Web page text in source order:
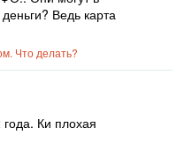
Ведь карта
Что делать?
Ки плохая